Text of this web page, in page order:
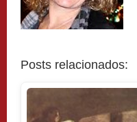
Posts relacionados: